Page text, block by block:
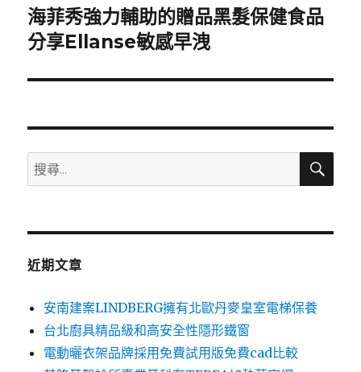
下
一
文
海菲秀強力輔助的贈品黑髮保健食品
分享Ellanse敏感早洩
搜
尋
鍵
搜
近期文章
安南建案LINDBERG擁有北歐丹麥皇室電梯保養
台北廚具精品級和高安全性隱形鐵窗
電動曬衣架品牌採用免費試用版免費cad比較